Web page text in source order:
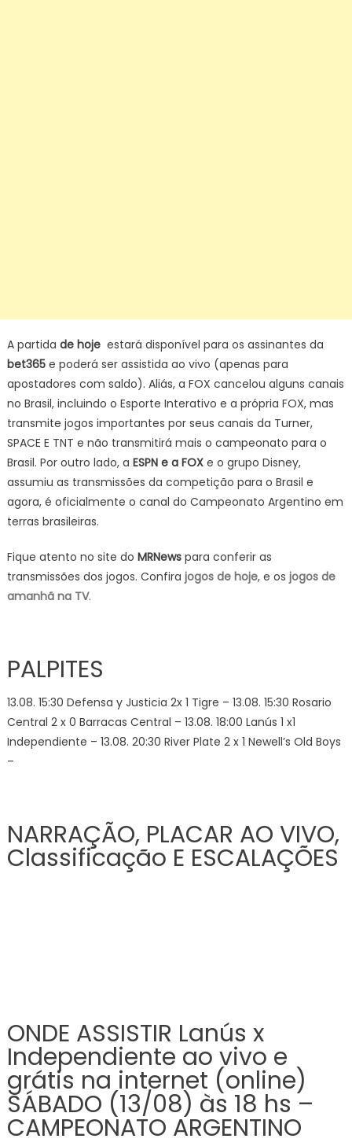
A partida de hoje estará disponível para os assinantes da
bet365 e poderá ser assistida ao vivo (apenas para
apostadores com saldo). Aliás, a FOX cancelou alguns canais
no Brasil, incluindo o Esporte Interativo e a própria FOX, mas
transmite jogos importantes por seus canais da Turner,
SPACE E TNT e não transmitirá mais o campeonato para o
Brasil. Por outro lado, a ESPN e a FOXe o grupo Disney,
assumiu as transmissões da competição para o Brasil e
agora, é oficialmente o canal do Campeonato Argentino em
terras brasileiras.
Fique atento no site do MRNewspara conferir as
transmissões dos jogos. Confira jogos de hoje, e os jogos de
amanhã na TV.
PALPITES
13.08. 15:30 Defensa y Justicia 2x 1 Tigre – 13.08. 15:30 Rosario
Central 2 x 0 Barracas Central – 13.08. 18:00 Lanús 1 x1
Independiente – 13.08. 20:30 River Plate 2 x 1 Newell’s Old Boys
–
NARRAÇÃO, PLACAR AO VIVO,
Classificação E ESCALAÇÕES
ONDE ASSISTIR Lanús x
Independiente ao vivo e
grátis na internet (online)
SÁBADO (13/08) às 18 hs –
CAMPEONATO ARGENTINO